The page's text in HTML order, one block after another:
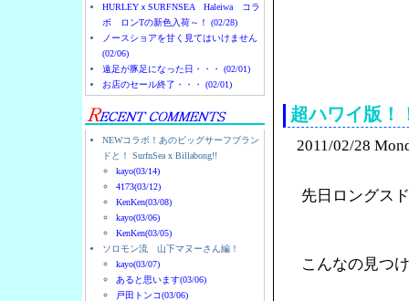
HURLEYｘSURFNSEA Haleiwa コラ
ボ ロンTの新色入荷～！ (02/28)
ノースショアを甘く見てはいけません
(02/06)
遠足が豚足になった日・・・ (02/01)
お店のセール終了・・・ (02/01)
NEWコラボ！あのビッグサーフブラン
ドと！ SurfnSea x Billabong!!
kayo(03/14)
4173(03/12)
KenKen(03/08)
kayo(03/06)
KenKen(03/05)
ソロモン流 山下マヌーさん編！
kayo(03/07)
あると思います(03/06)
戸田トンコ(03/06)
超ハワイ版！
2011/02/28
先日ロングス
こんなの見つ